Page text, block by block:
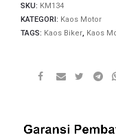
SKU: KM134
KATEGORI: Kaos Motor
TAGS: Kaos Biker Kaos